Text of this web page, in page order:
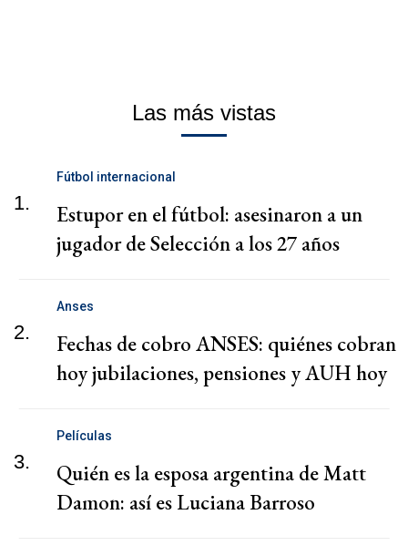
Las más vistas
1.
Fútbol internacional
Estupor en el fútbol: asesinaron a un
jugador de Selección a los 27 años
2.
Anses
Fechas de cobro ANSES: quiénes cobran
hoy jubilaciones, pensiones y AUH hoy
3.
Películas
Quién es la esposa argentina de Matt
Damon: así es Luciana Barroso